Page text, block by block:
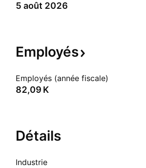
5 août 2026
Employés
Employés (année fiscale)
‪82,09 K‬
Détails
Industrie